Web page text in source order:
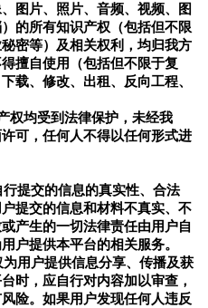
图片、照片、音频、视频、图
的所有知识产权（包括但不限
密等）及相关权利，均归我方
擅自使用（包括但不限于复
载、修改、出租、反向工程、
权均受到法律保护，未经我
可，任何人不得以任何形式进
提交的信息的真实性、合法
提交的信息和材料不真实、不
产生的一切法律责任由用户自
户提供本平台的相关服务。
用户提供信息分享、传播及获
时，应自行对内容加以审查，
险。如果用户发现任何人违反